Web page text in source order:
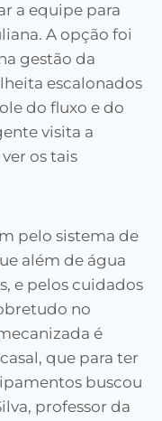
a equipe para
A opção foi
gestão da
escalonados
do fluxo e do
visita a
os tais
pelo sistema de
além de água
e pelos cuidados
no
é
que para ter
buscou
professor da